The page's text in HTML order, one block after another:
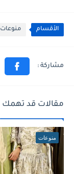
الأقسام منوعات
مقالات قد تهمك
منوعات